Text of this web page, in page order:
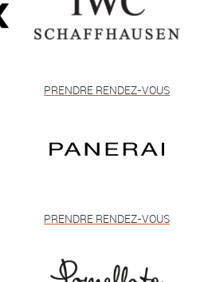
PRENDRE RENDEZ-VOUS
PRENDRE RENDEZ-VOUS